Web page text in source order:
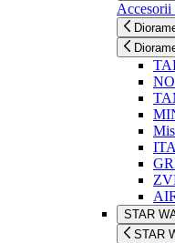
STAR
STAR